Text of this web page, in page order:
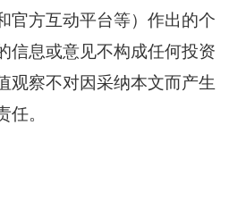
官方互动平台等）作出的个
信息或意见不构成任何投资
观察不对因采纳本文而产生
任。